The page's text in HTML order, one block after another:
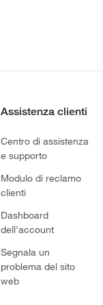
Assistenza clienti
Centro di assistenza
e supporto
Modulo di reclamo
clienti
Dashboard
dell'account
Segnala un
problema del sito
web